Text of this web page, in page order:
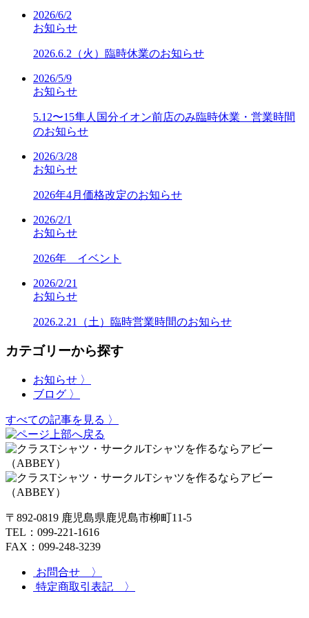
2026/6/2
お知らせ
2026.6.2（火）臨時休業のお知らせ
2026/5/9
お知らせ
5.12〜15隼人国分イオン前店のみ臨時休業・営業時間
のお知らせ
2026/3/28
お知らせ
2026年4月価格改定のお知らせ
2026/2/1
お知らせ
2026年 イベント
2026/2/21
お知らせ
2026.2.21（土）臨時営業時間のお知らせ
カテゴリーから探す
お知らせ 〉
ブログ 〉
すべての記事を見る 〉
〒892-0819 鹿児島県鹿児島市柳町11-5
TEL：099-221-1616
FAX：099-248-3239
お問合せ 〉
特定商取引表記 〉